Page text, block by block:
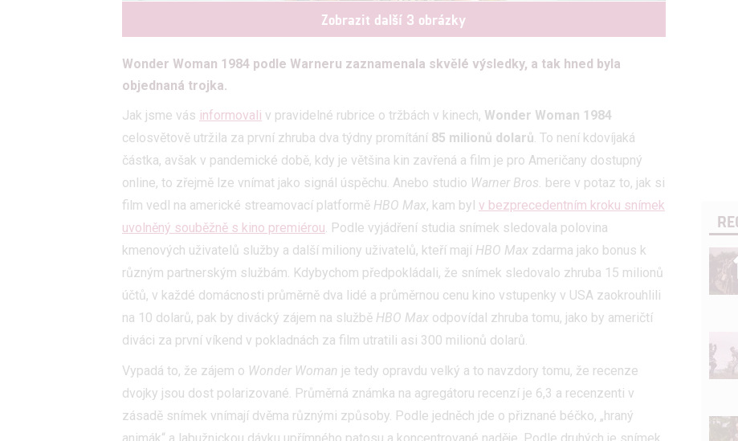
Zobrazit další 3 obrázky
Wonder Woman 1984 podle Warneru zaznamenala skvělé výsledky, a tak hned byla
objednaná trojka.
Jak jsme vás informovali v pravidelné rubrice o tržbách v kinech, Wonder Woman 1984
celosvětově utržila za první zhruba dva týdny promítání 85 milionů dolarů. To není kdovíjaká
částka, avšak v pandemické době, kdy je většina kin zavřená a film je pro Američany dostupný
online, to zřejmě lze vnímat jako signál úspěchu. Anebo studio Warner Bros. bere v potaz to, jak si
film vedl na americké streamovací platformě HBO Max, kam byl v bezprecedentním kroku snímek
uvolněný souběžně s kino premiérou. Podle vyjádření studia snímek sledovala polovina
kmenových uživatelů služby a další miliony uživatelů, kteří mají HBO Max zdarma jako bonus k
různým partnerským službám. Kdybychom předpokládali, že snímek sledovalo zhruba 15 milionů
účtů, v každé domácnosti průměrně dva lidé a průměrnou cenu kino vstupenky v USA zaokrouhlili
na 10 dolarů, pak by divácký zájem na službě HBO Max odpovídal zhruba tomu, jako by američtí
diváci za první víkend v pokladnách za film utratili asi 300 milionů dolarů.
Vypadá to, že zájem o Wonder Woman je tedy opravdu velký a to navzdory tomu, že recenze
dvojky jsou dost polarizované. Průměrná známka na agregátoru recenzí je 6,3 a recenzenti v
zásadě snímek vnímají dvěma různými způsoby. Podle jedněch jde o přiznané béčko, „hraný